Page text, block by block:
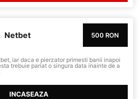
Netbet 500 RON
iar daca e pierzator primesti banii inapoi
trebuie pariat o singura data inainte de a
INCASEAZA